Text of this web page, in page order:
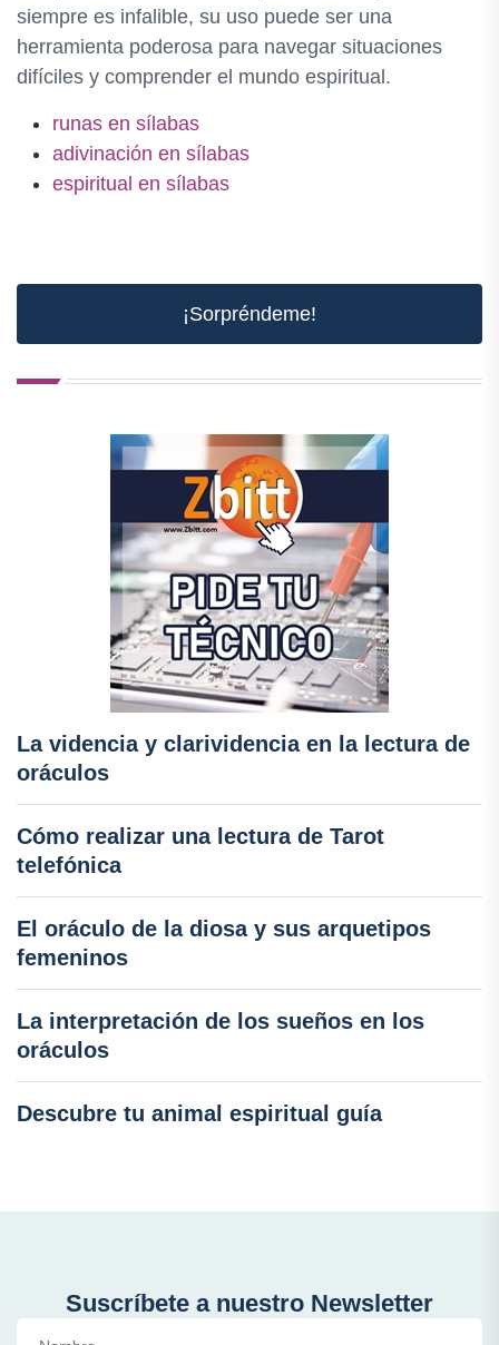
siempre es infalible, su uso puede ser una
herramienta poderosa para navegar situaciones
difíciles y comprender el mundo espiritual.
runas en sílabas
adivinación en sílabas
espiritual en sílabas
¡Sorpréndeme!
La videncia y clarividencia en la lectura de
oráculos
Cómo realizar una lectura de Tarot
telefónica
El oráculo de la diosa y sus arquetipos
femeninos
La interpretación de los sueños en los
oráculos
Descubre tu animal espiritual guía
Suscríbete a nuestro Newsletter